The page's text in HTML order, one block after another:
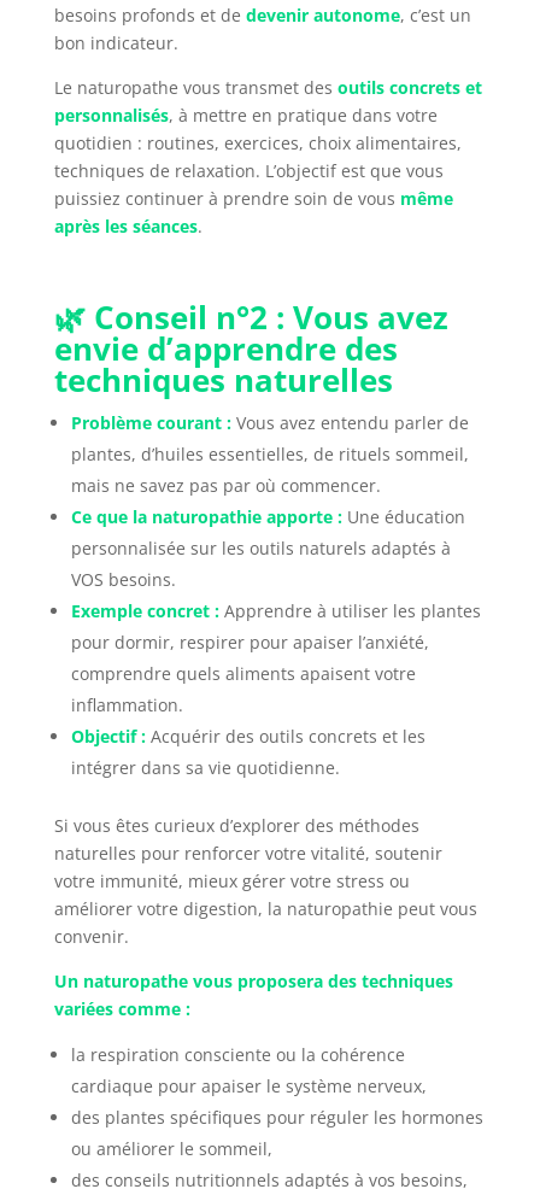
besoins profonds et de devenir autonome, c’est un
bon indicateur.
Le naturopathe vous transmet des outils concrets et
personnalisés, à mettre en pratique dans votre
quotidien : routines, exercices, choix alimentaires,
techniques de relaxation. L’objectif est que vous
puissiez continuer à prendre soin de vous même
après les séances.
🌿 Conseil n°2 : Vous avez
envie d’apprendre des
techniques naturelles
Problème courant :Vous avez entendu parler de
plantes, d’huiles essentielles, de rituels sommeil,
mais ne savez pas par où commencer.
Ce que la naturopathie apporte :Une éducation
personnalisée sur les outils naturels adaptés à
VOS besoins.
Exemple concret :Apprendre à utiliser les plantes
pour dormir, respirer pour apaiser l’anxiété,
comprendre quels aliments apaisent votre
inflammation.
Objectif :Acquérir des outils concrets et les
intégrer dans sa vie quotidienne.
Si vous êtes curieux d’explorer des méthodes
naturelles pour renforcer votre vitalité, soutenir
votre immunité, mieux gérer votre stress ou
améliorer votre digestion, la naturopathie peut vous
convenir.
Un naturopathe vous proposera des techniques
variées comme :
la respiration consciente ou la cohérence
cardiaque pour apaiser le système nerveux,
des plantes spécifiques pour réguler les hormones
ou améliorer le sommeil,
des conseils nutritionnels adaptés à vos besoins,